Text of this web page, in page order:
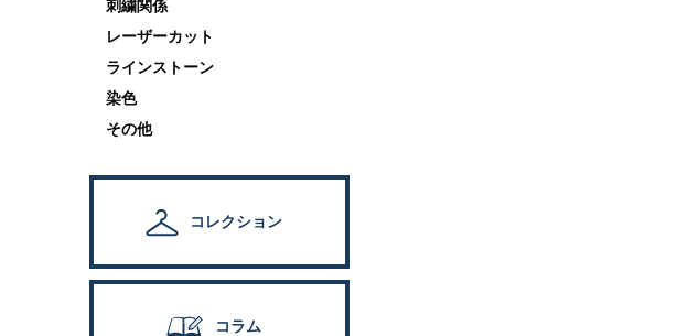
刺繍関係
レーザーカット
ラインストーン
染色
その他
コレクション
コラム